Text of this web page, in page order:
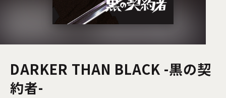
DARKER THAN BLACK -黒の契
約者-